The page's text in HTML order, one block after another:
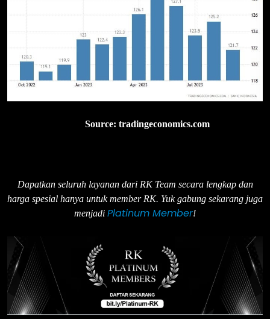
Source: tradingeconomics.com
Dapatkan seluruh layanan dari RK Team secara lengkap dan
harga spesial hanya untuk member RK. Yuk gabung sekarang juga
menjadi Platinum Member!